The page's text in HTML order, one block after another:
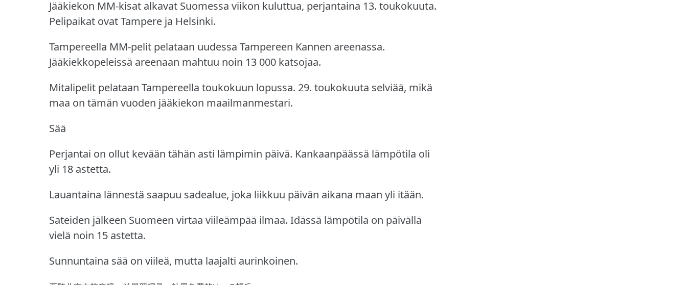
Jääkiekon MM-kisat alkavat Suomessa viikon kuluttua, perjantaina 13. toukokuuta.
Pelipaikat ovat Tampere ja Helsinki.
Tampereella MM-pelit pelataan uudessa Tampereen Kannen areenassa.
Jääkiekkopeleissä areenaan mahtuu noin 13 000 katsojaa.
Mitalipelit pelataan Tampereella toukokuun lopussa. 29. toukokuuta selviää, mikä
maa on tämän vuoden jääkiekon maailmanmestari.
Sää
Perjantai on ollut kevään tähän asti lämpimin päivä. Kankaanpäässä lämpötila oli
yli 18 astetta.
Lauantaina lännestä saapuu sadealue, joka liikkuu päivän aikana maan yli itään.
Sateiden jälkeen Suomeen virtaa viileämpää ilmaa. Idässä lämpötila on päivällä
vielä noin 15 astetta.
Sunnuntaina sää on viileä, mutta laajalti aurinkoinen.